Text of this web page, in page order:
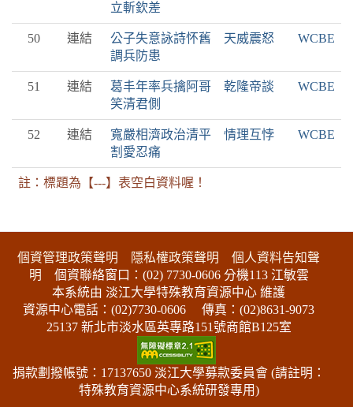
立斬欽差
50 連結
公子失意詠詩怀舊 天威震怒
調兵防患
WCBE
51 連結
葛丰年率兵擒阿哥 乾隆帝談
笑清君側
WCBE
52 連結
寬嚴相濟政治清平 情理互悖
割愛忍痛
WCBE
註：標題為【---】表空白資料喔！
個資管理政策聲明 隱私權政策聲明
個人資料告知聲
明 個資聯絡窗口：(02) 7730-0606 分機113 江敏雲
本系統由 淡江大學特殊教育資源中心 維護
資源中心電話：(02)7730-0606
傳真：(02)8631-9073
25137 新北市淡水區英專路151號商館B125室
捐款劃撥帳號：17137650 淡江大學募款委員會 (請註明：
特殊教育資源中心系統研發專用)